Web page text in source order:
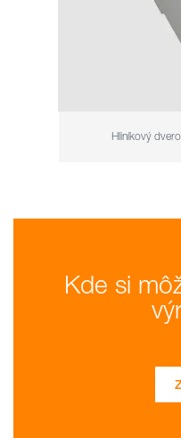
Hliníkový
Kde si